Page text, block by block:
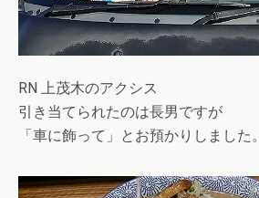
RN 上茂木のアクシス
引き当てられたのは長男ですが
「車に飾って」とお預かりしました。